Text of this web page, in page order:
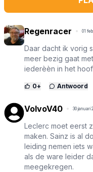
Regenracer 01
Daar dacht ik vorig
meer bezig gaat
iederèèn in het
0+ Antwoord
VolvoV40 30 januari
Leclerc moet eerst
maken. Sainz is al
leiding nemen iets
als de ware leider
meegekregen.